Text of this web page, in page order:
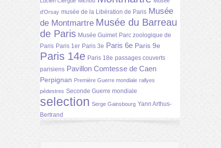
d'Orsay musée de la Libération de Paris Musée
de Montmartre Musée du Barreau
de Paris Musée Guimet Parc zoologique de
Paris Paris 1er Paris 3e Paris 6e Paris 9e
Paris 14e Paris 18e passages couverts
parisiens Pavillon Comtesse de Caen
Perpignan Première Guerre mondiale rallyes
pédestres Seconde Guerre mondiale
selection Serge Gainsbourg Yann Arthus-
Bertrand